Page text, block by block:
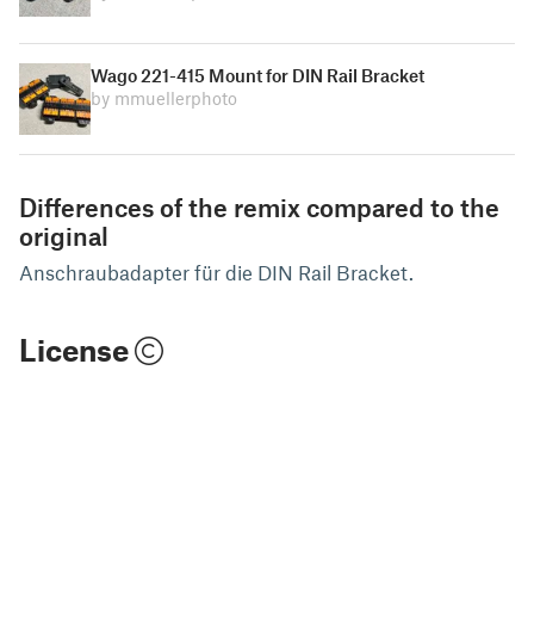
Wago 221-415 Mount for DIN Rail Bracket
by mmuellerphoto
Differences of the remix compared to the
original
Anschraubadapter für die DIN Rail Bracket.
License